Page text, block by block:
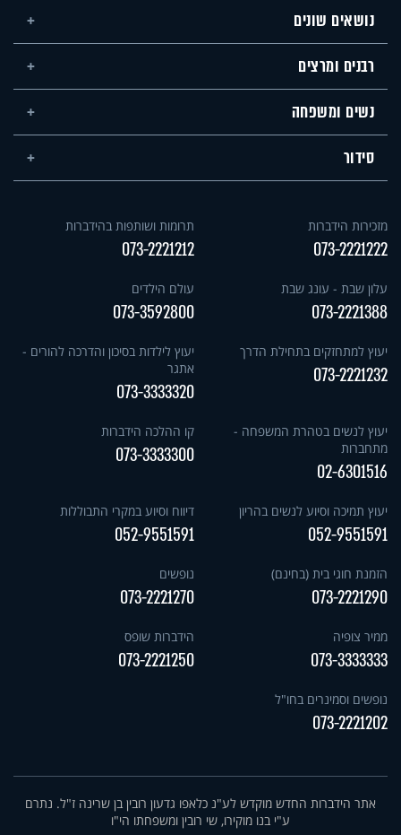
נושאים שונים
רבנים ומרצים
נשים ומשפחה
סידור
מזכירות הידברות
073-2221222
תרומות ושותפות בהידברות
073-2221212
עלון שבת - עונג שבת
073-2221388
עולם הילדים
073-3592800
יעוץ למתחזקים בתחילת הדרך
073-2221232
יעוץ לילדות בסיכון והדרכה להורים -
אתגר
073-3333320
יעוץ לנשים בטהרת המשפחה -
מתחברות
02-6301516
קו ההלכה הידברות
073-3333300
יעוץ תמיכה וסיוע לנשים בהריון
052-9551591
דיווח וסיוע במקרי התבוללות
052-9551591
הזמנת חוגי בית (בחינם)
073-2221290
נופשים
073-2221270
ממיר צופיה
073-3333333
הידברות שופס
073-2221250
נופשים וסמינרים בחו"ל
073-2221202
אתר הידברות החדש מוקדש לע"נ כלאפו גדעון רובין בן שרינה ז"ל. נתרם
ע"י בנו מוקירו, שי רובין ומשפחתו הי"ו